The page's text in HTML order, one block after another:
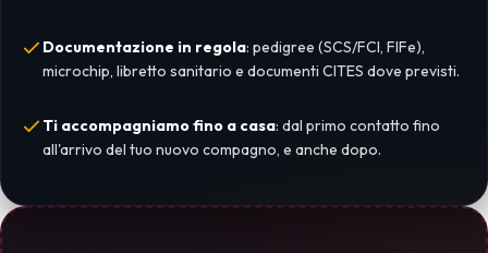
Documentazione in regola: pedigree (SCS/FCI, FIFe),
microchip, libretto sanitario e documenti CITES dove previsti.
Ti accompagniamo fino a casa: dal primo contatto fino
all'arrivo del tuo nuovo compagno, e anche dopo.